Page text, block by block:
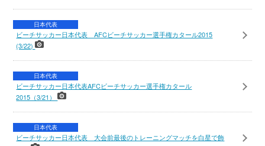
日本代表
ビーチサッカー日本代表 AFCビーチサッカー選手権カタール2015
(3/22)
日本代表
ビーチサッカー日本代表AFCビーチサッカー選手権カタール
2015（3/21）
日本代表
ビーチサッカー日本代表 大会前最後のトレーニングマッチを白星で飾